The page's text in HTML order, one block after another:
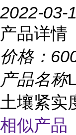
2022-03-
产品详情
价格：
产品名称
土壤紧实
相似产品